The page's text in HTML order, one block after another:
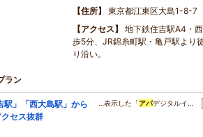
住所
東京都江東区大島1-8-7
アクセス
地下鉄住吉駅A4・
歩5分、JR錦糸町駅・亀戸駅より
り沿い。
ラン
駅」「西大島駅」から
セス抜群
…表示した「アパデジタルイ…